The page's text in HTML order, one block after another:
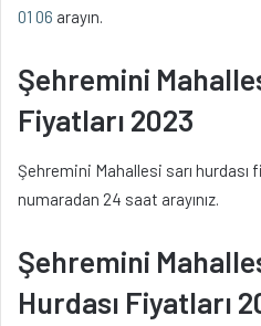
01 06 arayın.
Şehremini
Fiyatları 2023
Şehremini Mahallesi sarı hurdası
numaradan 24 saat arayınız.
Şehremini
Hurdası Fiyatları